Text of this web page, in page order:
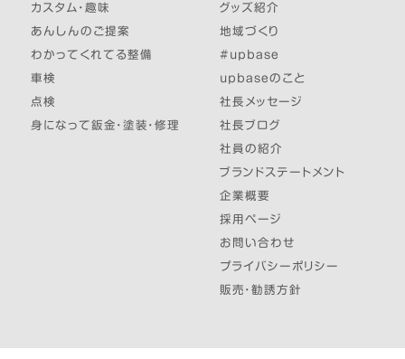
カスタム・趣味
あんしんのご提案
わかってくれてる整備
車検
点検
身になって鈑金・塗装・修理
グッズ紹介
地域づくり
#upbase
upbaseのこと
社長メッセージ
社長ブログ
社員の紹介
ブランドステートメント
企業概要
採用ページ
お問い合わせ
プライバシーポリシー
販売・勧誘方針